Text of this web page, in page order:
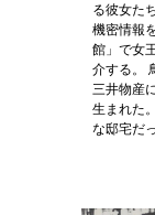
る彼女た
機密情報
館」で女
介する。
三井物産
生まれた
な邸宅だ